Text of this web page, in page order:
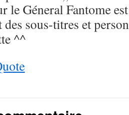
le Géneral Fantome
des sous-titres et
^^